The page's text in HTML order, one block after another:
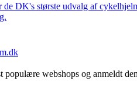
DK's største udvalg af
populære webshops og anmeldt